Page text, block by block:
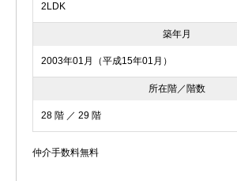
2LDK
築年月
2003年01月（平成15年01月）
所在階／階数
28 階 ／ 29 階
仲介手数料無料